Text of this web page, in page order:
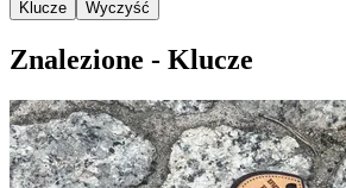
Klucze
Wyczyść
Znalezione - Klucze